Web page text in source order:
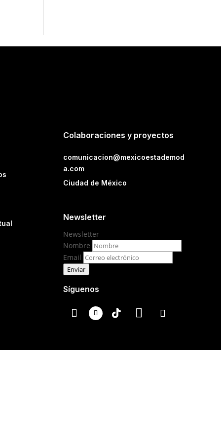
Colaboraciones y proyectos
comunicacion@mexicoestademod
a.com
Ciudad de México
Newsletter
Newsletter
Nombre
Email
Enviar
Síguenos